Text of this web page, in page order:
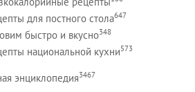
для постного стола647
быстро и вкусно348
национальной кухни573
энциклопедия3467